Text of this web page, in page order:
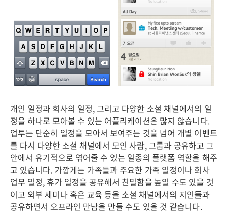
개인 일정과 회사의 일정, 그리고 다양한 소셜 채널에서의 일
정을 하나로 모아볼 수 있는 어플리케이션은 많지 않습니다.
업투는 단순히 일정을 모아서 보여주는 것을 넘어 개별 이벤트
를 다시 다양한 소셜 채널에서 모인 사람, 그룹과 공유하고 그
안에서 유기적으로 엮어줄 수 있는 일종의 플랫폼 역할을 해주
고 있습니다. 가깝게는 가족들과 주요한 가족 일정이나 회사
업무 일정, 휴가 일정을 공유해서 친밀함을 높일 수도 있을 것
이고 외부 세미나 혹은 교육 등을 소셜 채널에서의 지인들과
공유하면서 오프라인 만남을 만들 수도 있을 것 같습니다.